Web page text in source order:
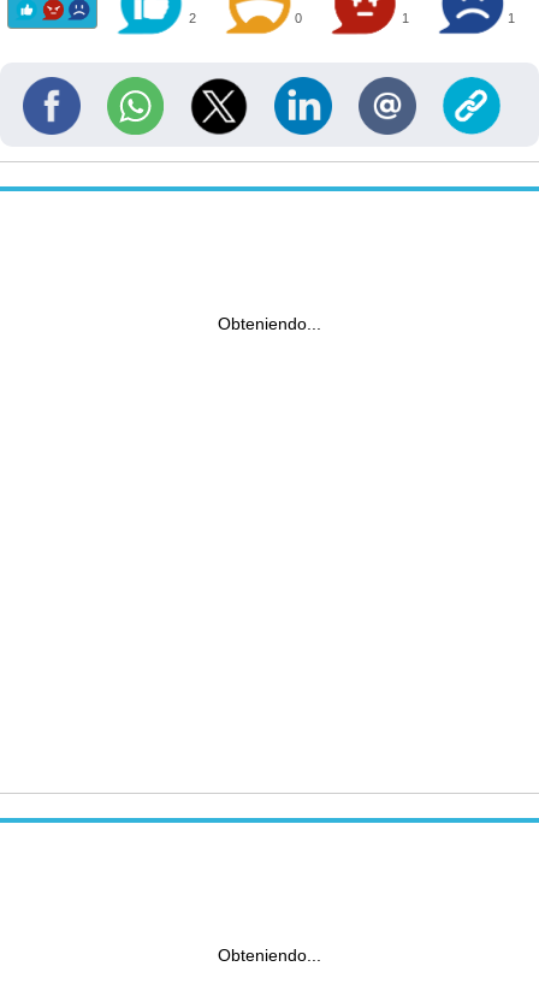
2 0 1 1
Obteniendo...
Obteniendo...